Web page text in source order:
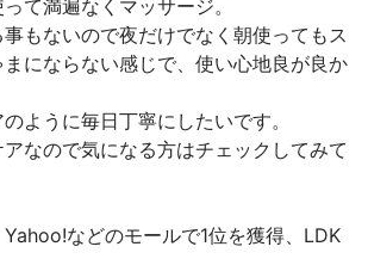
て満遍なくマッサージ。
もないので夜だけでなく朝使ってもス
にならない感じで、使い心地良が良か
ように毎日丁寧にしたいです。
なので気になる方はチェックしてみて
などのモールで1位を獲得、LDK